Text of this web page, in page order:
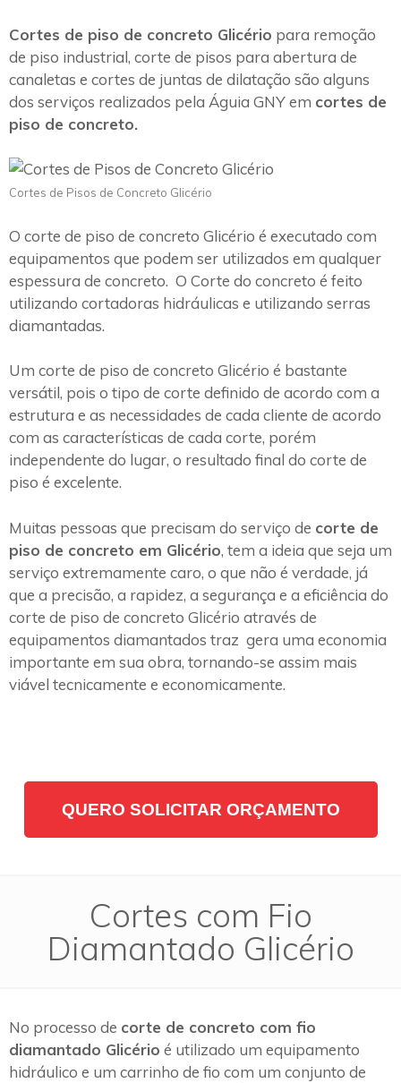
Cortes de piso de concreto Glicério para remoção
de piso industrial, corte de pisos para abertura de
canaletas e cortes de juntas de dilatação são alguns
dos serviços realizados pela Águia GNY em cortes de
piso de concreto.
Cortes de Pisos de Concreto Glicério
O corte de piso de concreto Glicério é executado com
equipamentos que podem ser utilizados em qualquer
espessura de concreto. O Corte do concreto é feito
utilizando cortadoras hidráulicas e utilizando serras
diamantadas.
Um corte de piso de concreto Glicério é bastante
versátil, pois o tipo de corte definido de acordo com a
estrutura e as necessidades de cada cliente de acordo
com as características de cada corte, porém
independente do lugar, o resultado final do corte de
piso é excelente.
Muitas pessoas que precisam do serviço de corte de
piso de concreto em Glicério, tem a ideia que seja um
serviço extremamente caro, o que não é verdade, já
que a precisão, a rapidez, a segurança e a eficiência do
corte de piso de concreto Glicério através de
equipamentos diamantados traz gera uma economia
importante em sua obra, tornando-se assim mais
viável tecnicamente e economicamente.
QUERO SOLICITAR ORÇAMENTO
Cortes com Fio
Diamantado Glicério
No processo de corte de concreto com fio
diamantado Glicério é utilizado um equipamento
hidráulico e um carrinho de fio com um conjunto de